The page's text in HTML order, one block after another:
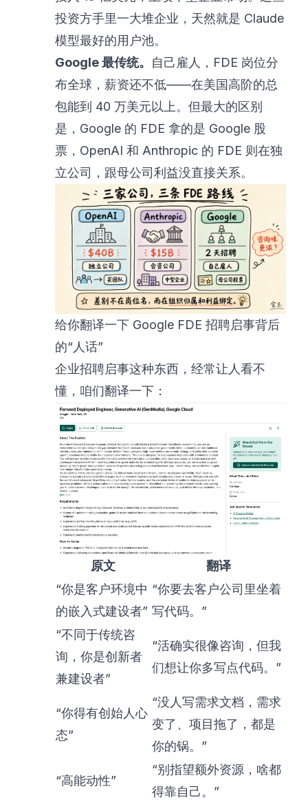
投资方手里一大堆企业，天然就是 Claude
模型最好的用户池。
Google 最传统。 自己雇人，FDE 岗位分
布全球，薪资还不低——在美国高阶的总
包能到 40 万美元以上。但最大的区别
是，Google 的 FDE 拿的是 Google 股
票，OpenAI 和 Anthropic 的 FDE 则在独
立公司，跟母公司利益没直接关系。
给你翻译一下 Google FDE 招聘启事背后
的“人话”
企业招聘启事这种东西，经常让人看不
懂，咱们翻译一下：
原文
翻译
“你是客户环境中
的嵌入式建设者”
“你要去客户公司里坐着
写代码。”
“不同于传统咨
询，你是创新者
兼建设者”
“活确实很像咨询，但我
们想让你多写点代码。”
“你得有创始人心
态”
“没人写需求文档，需求
变了、项目拖了，都是
你的锅。”
“高能动性”
“别指望额外资源，啥都
得靠自己。”